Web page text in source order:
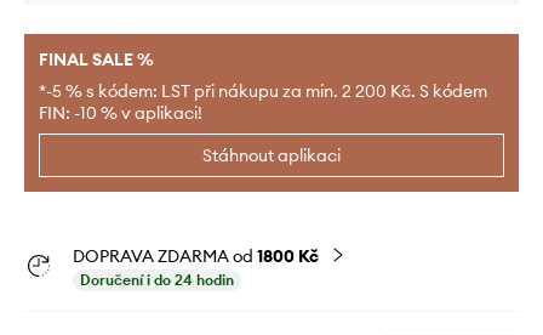
FINAL SALE %
*-5 % s kódem: LST při nákupu za min. 2 200 Kč. S kódem
FIN: -10 % v aplikaci!
Stáhnout aplikaci
DOPRAVA ZDARMA od 1800 Kč
Doručení i do 24 hodin